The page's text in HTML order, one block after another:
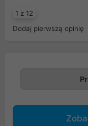
1 z 12
Dodaj pierwszą opinię